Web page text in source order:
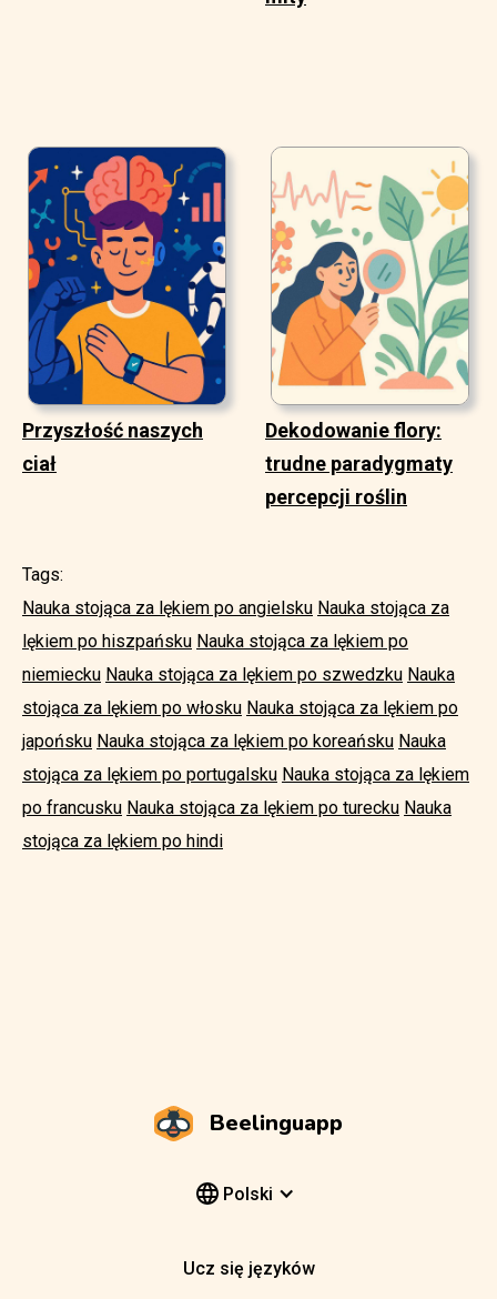
Przyszłość naszych
ciał
Dekodowanie flory:
trudne paradygmaty
percepcji roślin
Tags:
Nauka stojąca za lękiem po angielsku Nauka stojąca za
lękiem po hiszpańsku Nauka stojąca za lękiem po
niemiecku Nauka stojąca za lękiem po szwedzku Nauka
stojąca za lękiem po włosku Nauka stojąca za lękiem po
japońsku Nauka stojąca za lękiem po koreańsku Nauka
stojąca za lękiem po portugalsku Nauka stojąca za lękiem
po francusku Nauka stojąca za lękiem po turecku Nauka
stojąca za lękiem po hindi
Beelinguapp
Polski
Ucz się języków